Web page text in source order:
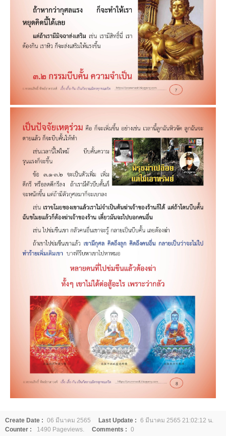
Create Date : 06 มีนาคม 2565 Last Update : 6 มีนาคม 2565 21:02:12 น.
Counter :
1490 Pageviews. Comments : 0